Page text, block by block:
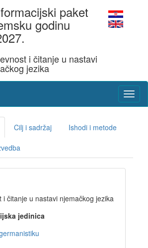
paket
godinu
i čitanje u nastavi
jezika
Cilj i sadržaj Ishodi i metode
i čitanje u nastavi njemačkog jezika
jedinica